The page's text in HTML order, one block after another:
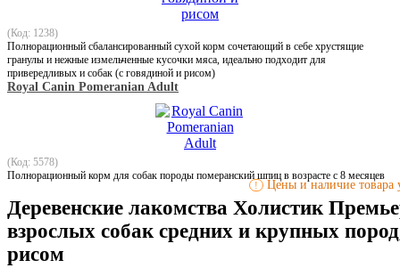
(Код: 1238)
Полнорационный сбалансированный сухой корм сочетающий в себе хрустящие
гранулы и нежные измельченные кусочки мяса, идеально подходит для
привередливых и собак (c говядиной и рисом)
Royal Canin Pomeranian Adult
(Код: 5578)
Полнорационный корм для собак породы померанский шпиц в возрасте с 8 месяцев
! Цены и наличие товара
Деревенские лакомства Холистик
взрослых собак средних и крупных
рисом